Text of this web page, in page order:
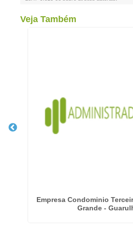
Veja Também
Empresa Condominio
Grande -